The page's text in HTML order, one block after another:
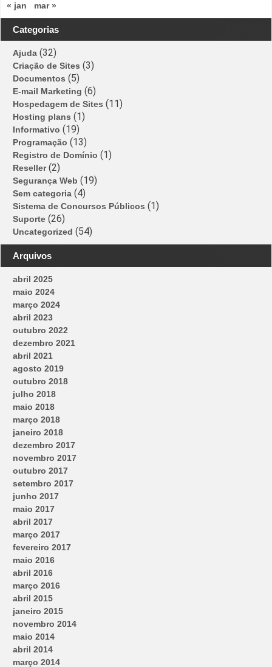
« jan mar »
Categorias
Ajuda (32)
Criação de Sites (3)
Documentos (5)
E-mail Marketing (6)
Hospedagem de Sites (11)
Hosting plans (1)
Informativo (19)
Programação (13)
Registro de Domínio (1)
Reseller(2)
Segurança Web (19)
Sem categoria (4)
Sistema de Concursos Públicos (1)
Suporte (26)
Uncategorized (54)
Arquivos
abril 2025
maio 2024
março 2024
abril 2023
outubro 2022
dezembro 2021
abril 2021
agosto 2019
outubro 2018
julho 2018
maio 2018
março 2018
janeiro 2018
dezembro 2017
novembro 2017
outubro 2017
setembro 2017
junho 2017
maio 2017
abril 2017
março 2017
fevereiro 2017
maio 2016
abril 2016
março 2016
abril 2015
janeiro 2015
novembro 2014
maio 2014
abril 2014
março 2014